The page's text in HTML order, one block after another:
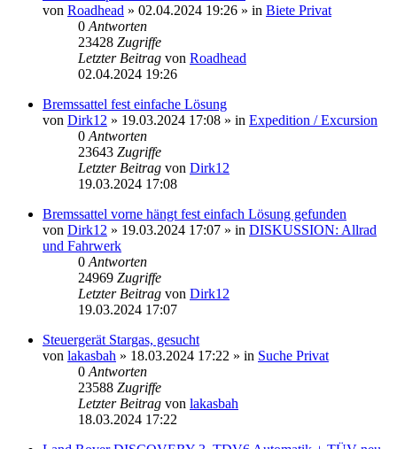
von Roadhead » 02.04.2024 19:26 » in Biete Privat
0 Antworten
23428 Zugriffe
Letzter Beitrag von Roadhead
02.04.2024 19:26
Bremssattel fest einfache Lösung
von Dirk12 » 19.03.2024 17:08 » in Expedition / Excursion
0 Antworten
23643 Zugriffe
Letzter Beitrag von Dirk12
19.03.2024 17:08
Bremssattel vorne hängt fest einfach Lösung gefunden
von Dirk12 » 19.03.2024 17:07 » in DISKUSSION: Allrad
und Fahrwerk
0 Antworten
24969 Zugriffe
Letzter Beitrag von Dirk12
19.03.2024 17:07
Steuergerät Stargas, gesucht
von lakasbah » 18.03.2024 17:22 » in Suche Privat
0 Antworten
23588 Zugriffe
Letzter Beitrag von lakasbah
18.03.2024 17:22